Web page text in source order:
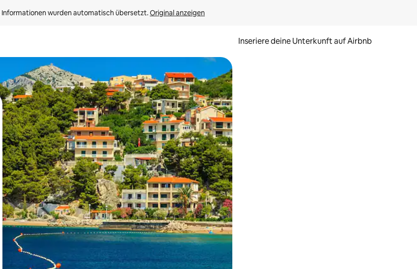
Informationen wurden automatisch übersetzt. Original anzeigen
Inseriere deine Unterkunft auf Airbnb
nach oben und unten oder erkunde die Ergebnisse durch Berühren oder Wischgesten.